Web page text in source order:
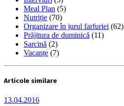
Meal Plan (5)
Nutriție (70)
Organizare în jurul farfuriei (62)
Prăjitura de duminică (11)
Sarcină (2)
Vacanțe (7)
Articole similare
13.04.2016